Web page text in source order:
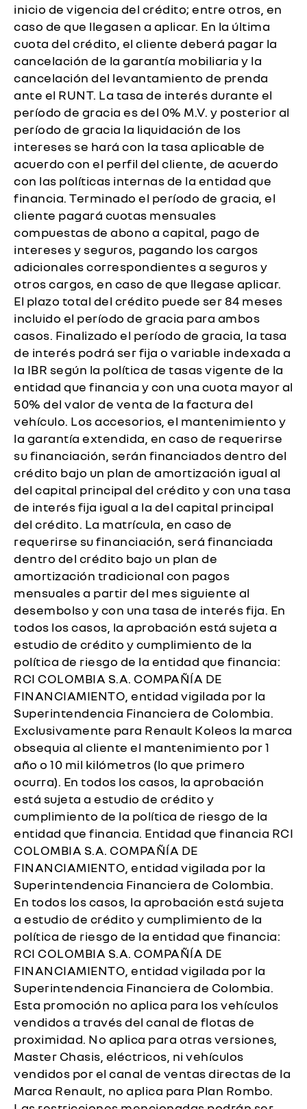
inicio de vigencia del crédito; entre otros, en
caso de que llegasen a aplicar. En la última
cuota del crédito, el cliente deberá pagar la
cancelación de la garantía mobiliaria y la
cancelación del levantamiento de prenda
ante el RUNT. La tasa de interés durante el
período de gracia es del 0% M.V. y posterior al
período de gracia la liquidación de los
intereses se hará con la tasa aplicable de
acuerdo con el perfil del cliente, de acuerdo
con las políticas internas de la entidad que
financia. Terminado el período de gracia, el
cliente pagará cuotas mensuales
compuestas de abono a capital, pago de
intereses y seguros, pagando los cargos
adicionales correspondientes a seguros y
otros cargos, en caso de que llegase aplicar.
El plazo total del crédito puede ser 84 meses
incluido el período de gracia para ambos
casos. Finalizado el período de gracia, la tasa
de interés podrá ser fija o variable indexada a
la IBR según la política de tasas vigente de la
entidad que financia y con una cuota mayor al
50% del valor de venta de la factura del
vehículo. Los accesorios, el mantenimiento y
la garantía extendida, en caso de requerirse
su financiación, serán financiados dentro del
crédito bajo un plan de amortización igual al
del capital principal del crédito y con una tasa
de interés fija igual a la del capital principal
del crédito. La matrícula, en caso de
requerirse su financiación, será financiada
dentro del crédito bajo un plan de
amortización tradicional con pagos
mensuales a partir del mes siguiente al
desembolso y con una tasa de interés fija. En
todos los casos, la aprobación está sujeta a
estudio de crédito y cumplimiento de la
política de riesgo de la entidad que financia:
RCI COLOMBIA S.A. COMPAÑÍA DE
FINANCIAMIENTO, entidad vigilada por la
Superintendencia Financiera de Colombia.
Exclusivamente para Renault Koleos la marca
obsequia al cliente el mantenimiento por 1
año o 10 mil kilómetros (lo que primero
ocurra). En todos los casos, la aprobación
está sujeta a estudio de crédito y
cumplimiento de la política de riesgo de la
entidad que financia. Entidad que financia RCI
COLOMBIA S.A. COMPAÑÍA DE
FINANCIAMIENTO, entidad vigilada por la
Superintendencia Financiera de Colombia.
En todos los casos, la aprobación está sujeta
a estudio de crédito y cumplimiento de la
política de riesgo de la entidad que financia:
RCI COLOMBIA S.A. COMPAÑÍA DE
FINANCIAMIENTO, entidad vigilada por la
Superintendencia Financiera de Colombia.
Esta promoción no aplica para los vehículos
vendidos a través del canal de flotas de
proximidad. No aplica para otras versiones,
Master Chasis, eléctricos, ni vehículos
vendidos por el canal de ventas directas de la
Marca Renault, no aplica para Plan Rombo.